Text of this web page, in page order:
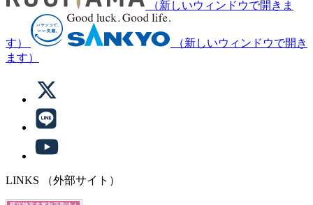
（新しいウィンドウで開きま
す）
（新しいウィンドウで開き
ます）
LINKS （外部サイト）